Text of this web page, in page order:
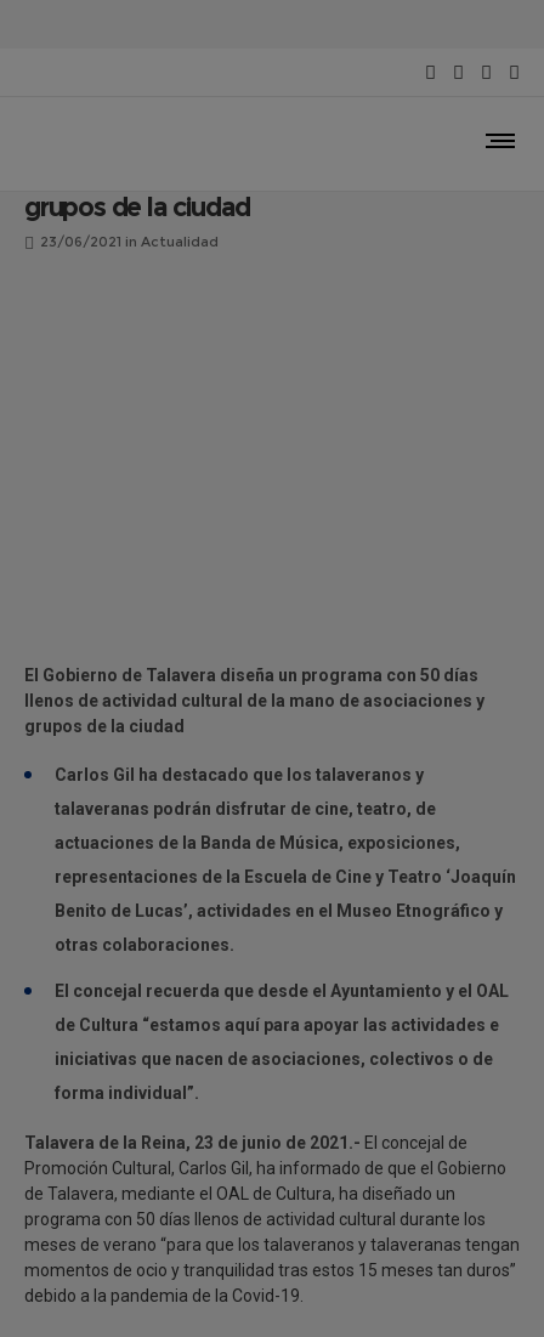
programa con 50 días llenos de actividad
grupos de la ciudad
23/06/2021 in Actualidad
El Gobierno de Talavera diseña un programa con 50 días
llenos de actividad cultural de la mano de asociaciones y
grupos de la ciudad
Carlos Gil ha destacado que los talaveranos y
talaveranas podrán disfrutar de cine, teatro, de
actuaciones de la Banda de Música, exposiciones,
representaciones de la Escuela de Cine y Teatro ‘Joaquín
Benito de Lucas’, actividades en el Museo Etnográfico y
otras colaboraciones.
El concejal recuerda que desde el Ayuntamiento y el OAL
de Cultura “estamos aquí para apoyar las actividades e
iniciativas que nacen de asociaciones, colectivos o de
forma individual”.
Talavera de la Reina, 23 de junio de 2021.- El concejal de
Promoción Cultural, Carlos Gil, ha informado de que el Gobierno
de Talavera, mediante el OAL de Cultura, ha diseñado un
programa con 50 días llenos de actividad cultural durante los
meses de verano “para que los talaveranos y talaveranas tengan
momentos de ocio y tranquilidad tras estos 15 meses tan duros”
debido a la pandemia de la Covid-19.